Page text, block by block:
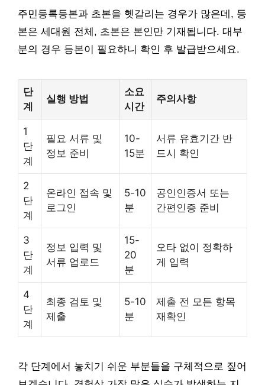
주민등록등본과 초본을 헷갈리는 경우가 많은데, 등
본은 세대원 전체, 초본은 본인만 기재됩니다. 대부
분의 경우 등본이 필요하니 확인 후 발급받으세요.
단
계
실행 방법
소요
시간
주의사항
1
단
계
필요 서류 및
정보 준비
10-
15분
서류 유효기간 반
드시 확인
2
단
계
온라인 접속 및
로그인
5-10
분
공인인증서 또는
간편인증 준비
3
단
계
정보 입력 및
서류 업로드
15-
20
분
오타 없이 정확하
게 입력
4
단
계
최종 검토 및
제출
5-10
분
제출 전 모든 항목
재확인
각 단계에서 놓치기 쉬운 부분들을 구체적으로 짚어